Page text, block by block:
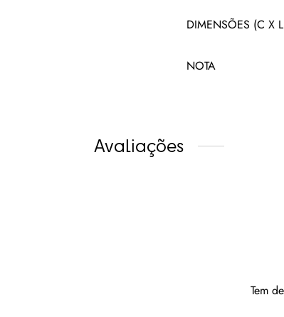
DIMENSÕES (C X
NOTA
Avaliações
Tem de